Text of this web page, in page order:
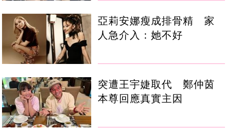
亞莉安娜瘦成排骨精 家
人急介入：她不好
突遭王宇婕取代 鄭仲茵
本尊回應真實主因